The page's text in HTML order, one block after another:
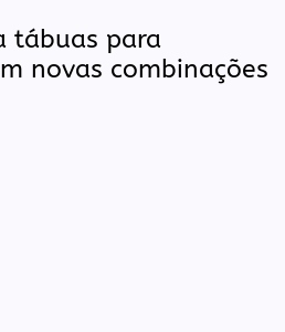
tábuas para
novas combinações